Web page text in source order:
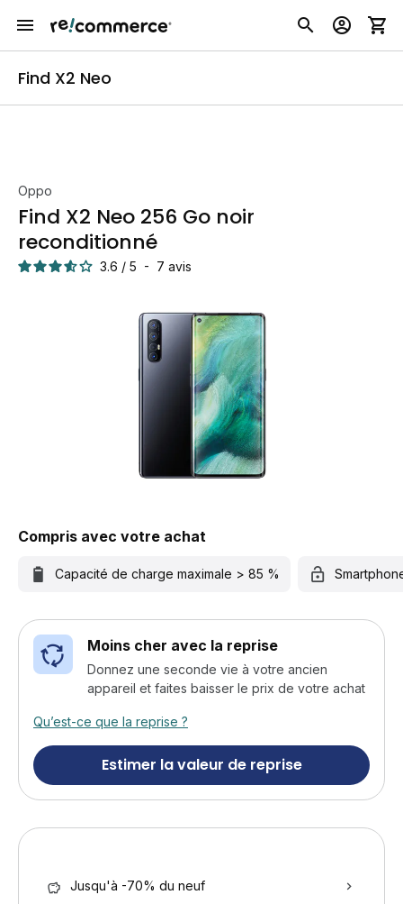
Find X2 Neo
Oppo
Find X2 Neo 256 Go noir
reconditionné
3.6 / 5 - 7 avis
Compris avec votre achat
Capacité de charge maximale > 85 %
Moins cher avec la reprise
Donnez une seconde vie à votre ancien
appareil et faites baisser le prix de votre achat
Qu’est-ce que la reprise ?
Estimer la valeur de reprise
Jusqu'à -70% du neuf